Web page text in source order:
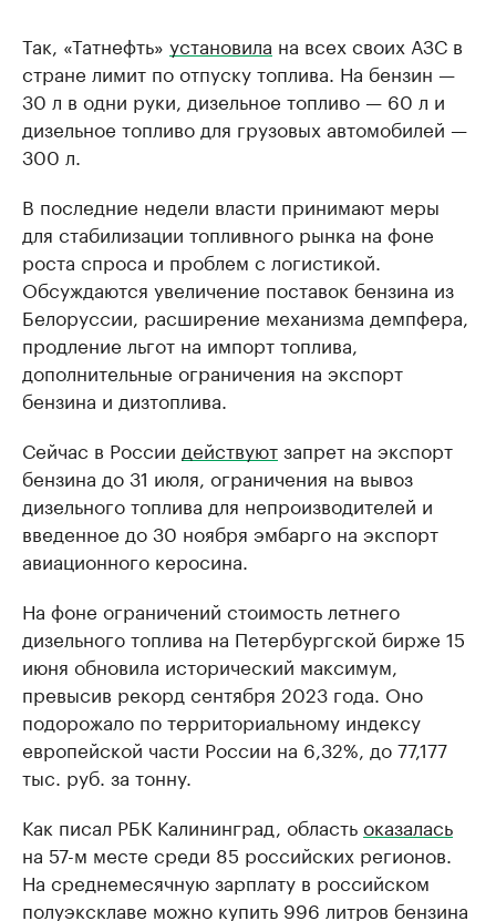
Так, «Татнефть» установила на всех своих АЗС в
стране лимит по отпуску топлива. На бензин —
30 л в одни руки, дизельное топливо — 60 л и
дизельное топливо для грузовых автомобилей —
300 л.
В последние недели власти принимают меры
для стабилизации топливного рынка на фоне
роста спроса и проблем с логистикой.
Обсуждаются увеличение поставок бензина из
Белоруссии, расширение механизма демпфера,
продление льгот на импорт топлива,
дополнительные ограничения на экспорт
бензина и дизтоплива.
Сейчас в России действуютзапрет на экспорт
бензина до 31 июля, ограничения на вывоз
дизельного топлива для непроизводителей и
введенное до 30 ноября эмбарго на экспорт
авиационного керосина.
На фоне ограничений стоимость летнего
дизельного топлива на Петербургской бирже 15
июня обновила исторический максимум,
превысив рекорд сентября 2023 года. Оно
подорожало по территориальному индексу
европейской части России на 6,32%, до 77,177
тыс. руб. за тонну.
Как писал РБК Калининград, областьоказалась
на 57-м месте среди 85 российских регионов.
На среднемесячную зарплату в российском
полуэксклаве можно купить 996 литров бензина